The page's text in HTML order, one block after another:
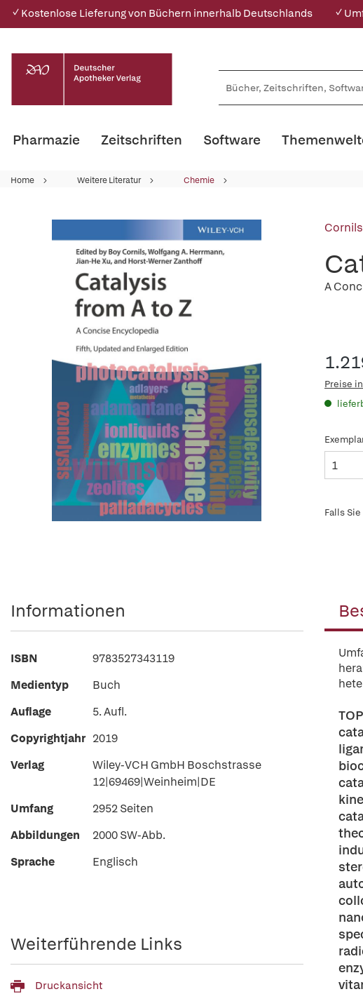
✓ Kostenlose Lieferung von Büchern innerhalb Deutschlands ✓
Pharmazie Zeitschriften Software
Home Weitere Literatur Chemie
A
Preise
Falls
Informationen
ISBN
9783527343119
Medientyp
Buch
Auflage
5. Aufl.
Copyrightjahr 2019
Verlag
Wiley-VCH GmbH Boschstrasse
12|69469|Weinheim|DE
Umfang
2952 Seiten
Abbildungen
2000 SW-Abb.
Sprache
Englisch
Weiterführende Links
Druckansicht